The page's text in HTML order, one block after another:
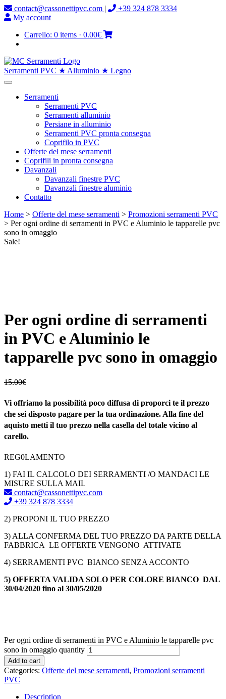
contact@cassonettipvc.com |
+39 324 878 3334
My account
Carrello: 0 items · 0.00€
Serramenti PVC ★ Alluminio ★ Legno
Serramenti
Serramenti PVC
Serramenti alluminio
Persiane in alluminio
Serramenti PVC pronta consegna
Coprifilo in PVC
Offerte del mese serramenti
Coprifili in pronta consegna
Davanzali
Davanzali finestre PVC
Davanzali finestre aluminio
Contatto
Home > Offerte del mese serramenti > Promozioni serramenti PVC
> Per ogni ordine di serramenti in PVC e Aluminio le tapparelle pvc
sono in omaggio
Sale!
Per ogni ordine di serramenti
in PVC e Aluminio le
tapparelle pvc sono in omaggio
15.00€
Vi offriamo la possibilità poco diffusa di proporci te il prezzo
che sei disposto pagare per la tua ordinazione. Alla fine del
aquisto metti il tuo prezzo nella casella del totale vicino al
carello.
REG0LAMENTO
1) FAI IL CALCOLO DEI SERRAMENTI /O MANDACI LE
MISURE SULLA MAIL
contact@cassonettipvc.com
+39 324 878 3334
2) PROPONI IL TUO PREZZO
3) ALLA CONFERMA DEL TUO PREZZO DA PARTE DELLA
FABBRICA LE OFFERTE VENGONO ATTIVATE
4) SERRAMENTI PVC BIANCO SENZA ACCONTO
5) OFFERTA VALIDA SOLO PER COLORE BIANCO DAL
30/04/2020 fino al 30/05/2020
Per ogni ordine di serramenti in PVC e Aluminio le tapparelle pvc
sono in omaggio quantity
Add to cart
Categories: Offerte del mese serramenti, Promozioni serramenti
PVC
Description